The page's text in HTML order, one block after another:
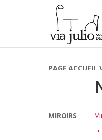
PAGE ACCUEIL
MIROIRS